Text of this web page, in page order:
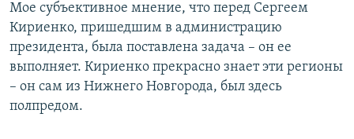
Мое субъективное мнение, что перед Сергеем
Кириенко, пришедшим в администрацию
президента, была поставлена задача – он ее
выполняет. Кириенко прекрасно знает эти регионы
– он сам из Нижнего Новгорода, был здесь
полпредом.